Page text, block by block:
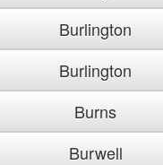
Burlington
Burlington
Burns
Burwell